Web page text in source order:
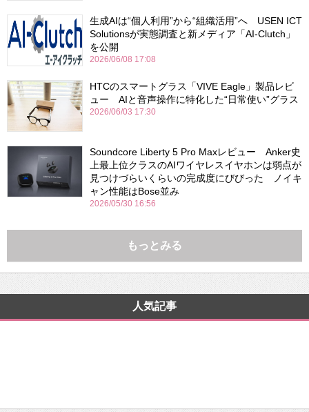
生成AIは“個人利用”から“組織活用”へ USEN ICT
Solutionsが実態調査と新メディア「AI-Clutch」
を公開
2026/06/08 17:08
HTCのスマートグラス「VIVE Eagle」製品レビ
ュー AIと音声操作に特化した“日常使い”グラス
2026/06/03 17:30
Soundcore Liberty 5 Pro Maxレビュー Anker史
上最上位クラスのAIワイヤレスイヤホンは弱点が
見つけづらいくらいの完成度にびびった ノイキ
ャン性能はBose並み
2026/05/30 16:56
もっとみる
人気記事